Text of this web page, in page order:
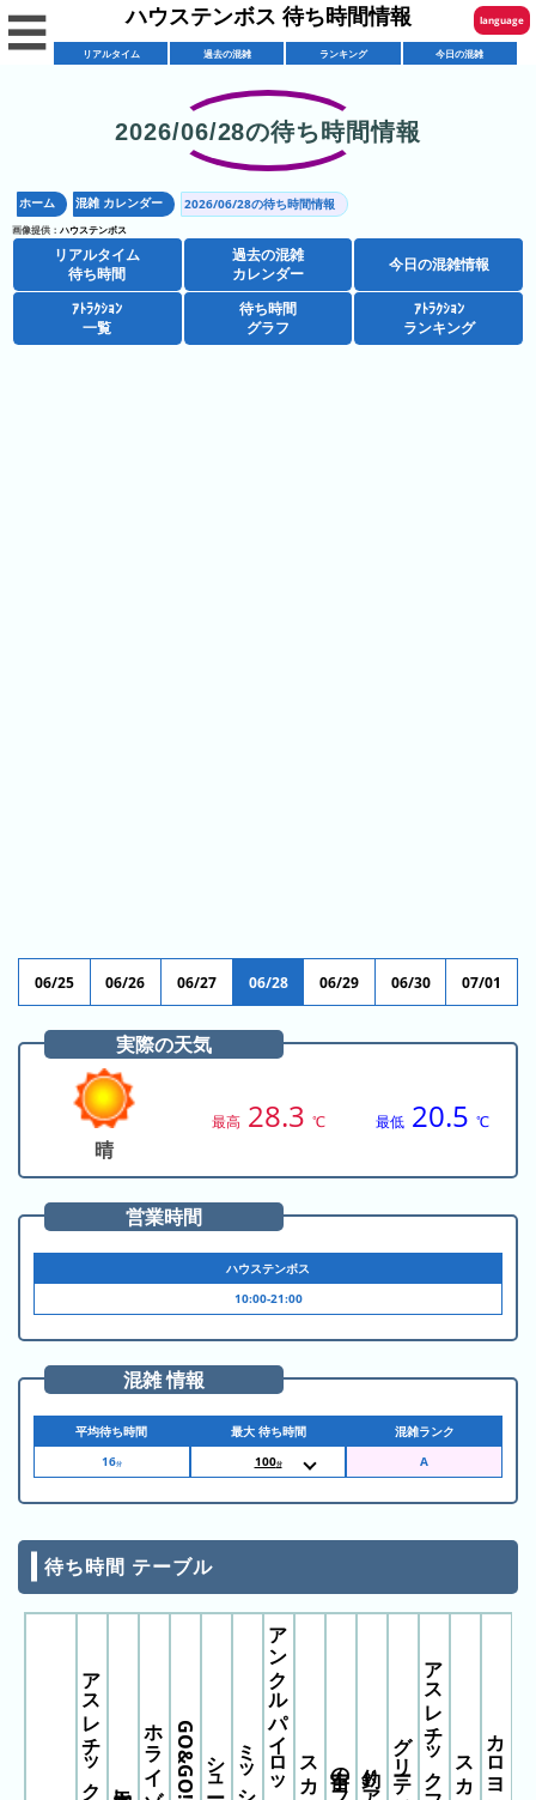
ア
ル
タ
混
雑
キ
ン
グ
キ
ン
グ
昨
日
ン
キ
ン
グ
ラ
ン
キ
ン
先
月
ン
キ
ン
English
ภาษาไทย
日本語
☰ ハウステンボス 待ち時間情報 language
リアルタイム 過去の混雑 ランキング 今日の混雑
2026/06/28の待ち時間情報
ホーム 混雑 カレンダー 2026/06/28の待ち時間情報
画像提供： ハウステンボス
リアルタイム
待ち時間
過去の混雑
カレンダー
今日の混雑情報
ｱﾄﾗｸｼｮﾝ
一覧
待ち時間
グラフ
ｱﾄﾗｸｼｮﾝ
ランキング
06/25 06/26 06/27 06/28 06/29 06/30 07/01
実際の天気
晴
最高 28.3 ℃ 最低 20.5 ℃
営業時間
ハウステンボス
10:00-21:00
混雑 情報
平均待ち時間
16分
最大 待ち時間
100分
10:45アスレチックファ
混雑ランク
待ち時間 テーブル